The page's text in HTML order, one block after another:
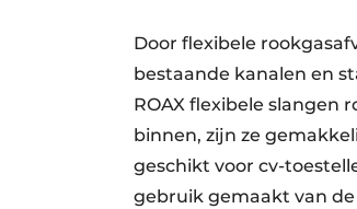
Door flexibele
bestaande kanalen en
ROAX flexibele slangen
binnen, zijn ze
geschikt voor cv-
gebruik gemaakt van de